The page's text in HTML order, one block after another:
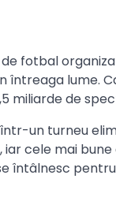
fotbal
întreaga lume.
miliarde de
un turneu
cele mai
întâlnesc